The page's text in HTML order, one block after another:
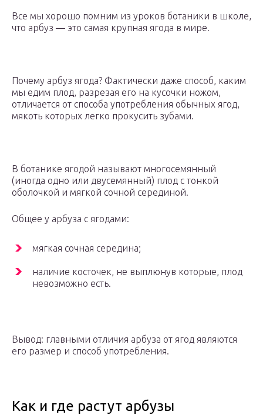
Все мы хорошо помним из уроков ботаники в школе,
что арбуз — это самая крупная ягода в мире.
Почему арбуз ягода? Фактически даже способ, каким
мы едим плод, разрезая его на кусочки ножом,
отличается от способа употребления обычных ягод,
мякоть которых легко прокусить зубами.
В ботанике ягодой называют многосемянный
(иногда одно или двусемянный) плод с тонкой
оболочкой и мягкой сочной серединой.
Общее у арбуза с ягодами:
мягкая сочная середина;
наличие косточек, не выплюнув которые, плод
невозможно есть.
Вывод: главными отличия арбуза от ягод являются
его размер и способ употребления.
Как и где растут арбузы